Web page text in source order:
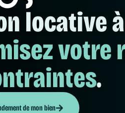
locative
votre
.
de mon bien